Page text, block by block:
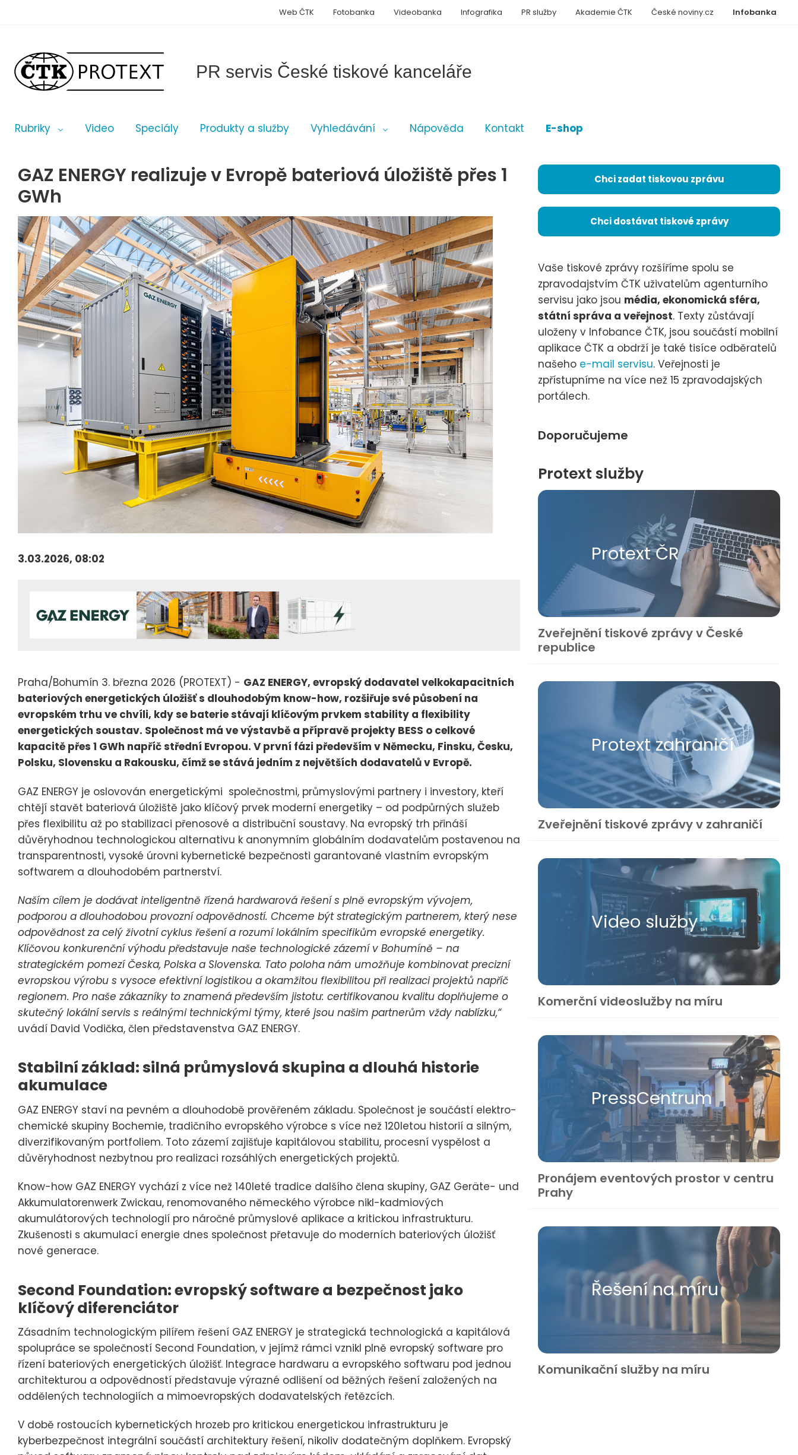
PR servis České tiskové kanceláře
Rubriky Video Speciály Produkty a služby Vyhledávání Nápověda Kontakt E-shop
Infobanka
Web ČTK Fotobanka Videobanka Infografika PR služby Akademie ČTK České noviny.cz
GAZ ENERGY realizuje v Evropě bateriová úložiště přes 1
GWh
3.03.2026, 08:02
Praha/Bohumín 3. března 2026 (PROTEXT) - GAZ ENERGY, evropský dodavatel velkokapacitních
bateriových energetických úložišť s dlouhodobým know-how, rozšiřuje své působení na
evropském trhu ve chvíli, kdy se baterie stávají klíčovým prvkem stability a flexibility
energetických soustav. Společnost má ve výstavbě a přípravě projekty BESS o celkové
kapacitě přes 1 GWh napříč střední Evropou. V první fázi především v Německu, Finsku, Česku,
Polsku, Slovensku a Rakousku, čímž se stává jedním z největších dodavatelů v Evropě.
GAZ ENERGY je oslovován energetickými společnostmi, průmyslovými partnery i investory, kteří
chtějí stavět bateriová úložiště jako klíčový prvek moderní energetiky – od podpůrných služeb
přes flexibilitu až po stabilizaci přenosové a distribuční soustavy. Na evropský trh přináší
důvěryhodnou technologickou alternativu k anonymním globálním dodavatelům postavenou na
transparentnosti, vysoké úrovni kybernetické bezpečnosti garantované vlastním evropským
softwarem a dlouhodobém partnerství.
Naším cílem je dodávat inteligentně řízená hardwarová řešení s plně evropským vývojem,
podporou a dlouhodobou provozní odpovědností. Chceme být strategickým partnerem, který nese
odpovědnost za celý životní cyklus řešení a rozumí lokálním specifikům evropské energetiky.
Klíčovou konkurenční výhodu představuje naše technologické zázemí v Bohumíně – na
strategickém pomezí Česka, Polska a Slovenska. Tato poloha nám umožňuje kombinovat precizní
evropskou výrobu s vysoce efektivní logistikou a okamžitou flexibilitou při realizaci projektů napříč
regionem. Pro naše zákazníky to znamená především jistotu: certifikovanou kvalitu doplňujeme o
skutečný lokální servis s reálnými technickými týmy, které jsou našim partnerům vždy nablízku,“
uvádí David Vodička, člen představenstva GAZ ENERGY.
Stabilní základ: silná průmyslová skupina a dlouhá historie
akumulace
GAZ ENERGY staví na pevném a dlouhodobě prověřeném základu. Společnost je součástí elektro-
chemické skupiny Bochemie, tradičního evropského výrobce s více než 120letou historií a silným,
diverzifikovaným portfoliem. Toto zázemí zajišťuje kapitálovou stabilitu, procesní vyspělost a
důvěryhodnost nezbytnou pro realizaci rozsáhlých energetických projektů.
Know-how GAZ ENERGY vychází z více než 140leté tradice dalšího člena skupiny, GAZ Geräte- und
Akkumulatorenwerk Zwickau, renomovaného německého výrobce nikl-kadmiových
akumulátorových technologií pro náročné průmyslové aplikace a kritickou infrastrukturu.
Zkušenosti s akumulací energie dnes společnost přetavuje do moderních bateriových úložišť
nové generace.
Second Foundation: evropský software a bezpečnost jako
klíčový diferenciátor
Zásadním technologickým pilířem řešení GAZ ENERGY je strategická technologická a kapitálová
spolupráce se společností Second Foundation, v jejímž rámci vznikl plně evropský software pro
řízení bateriových energetických úložišť. Integrace hardwaru a evropského softwaru pod jednou
architekturou a odpovědností představuje výrazné odlišení od běžných řešení založených na
oddělených technologiích a mimoevropských dodavatelských řetězcích.
V době rostoucích kybernetických hrozeb pro kritickou energetickou infrastrukturu je
kyberbezpečnost integrální součástí architektury řešení, nikoliv dodatečným doplňkem. Evropský
Chci zadat tiskovou zprávu
Chci dostávat tiskové zprávy
Vaše tiskové zprávy rozšíříme spolu se
zpravodajstvím ČTK uživatelům agenturního
servisu jako jsou média, ekonomická sféra,
státní správa a veřejnost. Texty zůstávají
uloženy v Infobance ČTK, jsou součástí mobilní
aplikace ČTK a obdrží je také tisíce odběratelů
našeho e-mail servisu. Veřejnosti je
zpřístupníme na více než 15 zpravodajských
portálech.
Doporučujeme
Protext služby
Protext ČR
Zveřejnění tiskové zprávy v České
republice
Protext zahraničí
Zveřejnění tiskové zprávy v zahraničí
Video služby
Komerční videoslužby na míru
Press​Centrum
Pronájem eventových prostor v centru
Prahy
Řešení na míru
Komunikační služby na míru